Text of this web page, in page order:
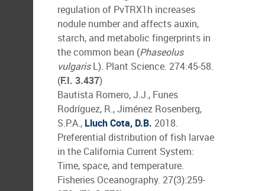
regulation of PvTRX1h increases
nodule number and affects auxin,
starch, and metabolic fingerprints in
the common bean (Phaseolus
vulgarisL). Plant Science. 274:45-58.
(F.I. 3.437)
Bautista Romero, J.J., Funes
Rodríguez, R., Jiménez Rosenberg,
S.P.A., Lluch Cota, D.B. 2018.
Preferential distribution of fish larvae
in the California Current System:
Time, space, and temperature.
Fisheries Oceanography. 27(3):259-